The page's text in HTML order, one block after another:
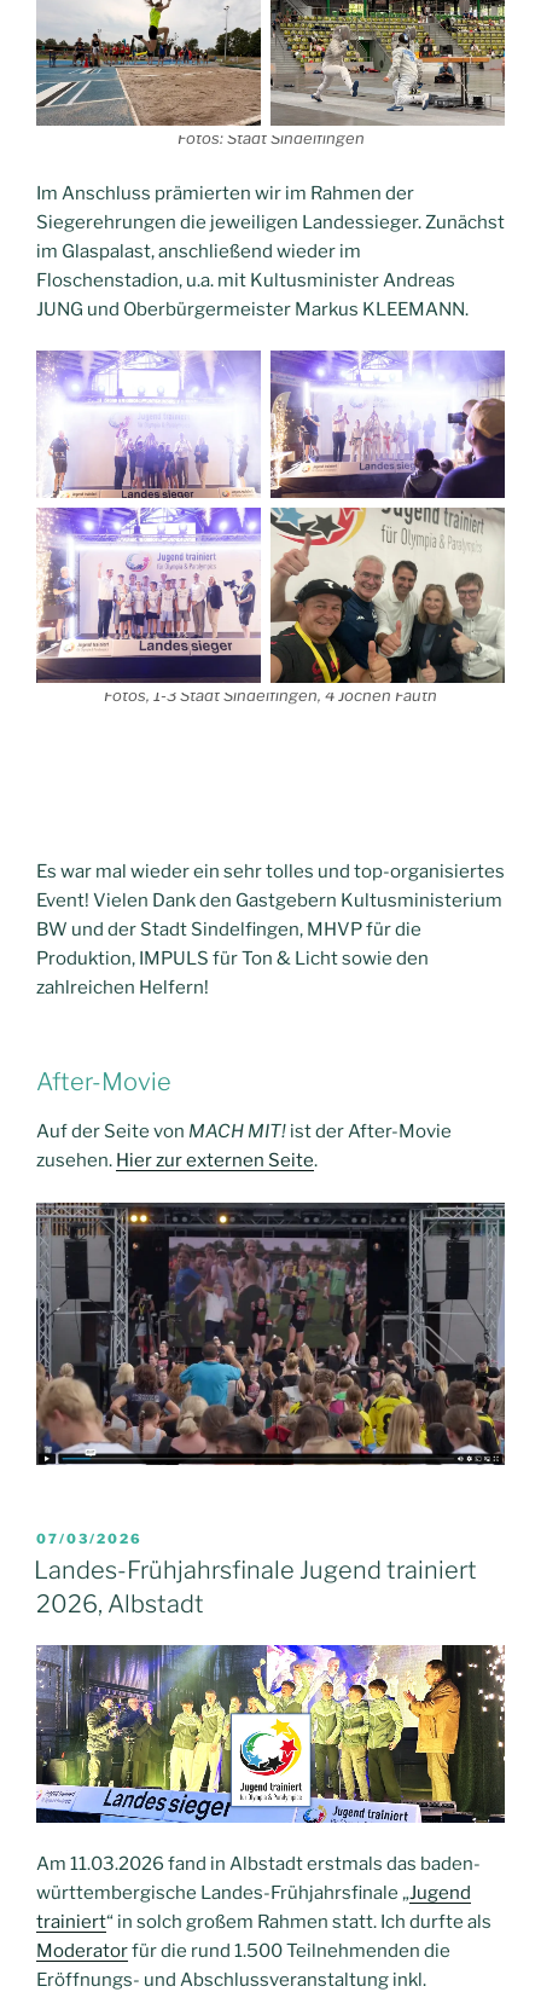
Fotos: Stadt Sindelfingen
Im Anschluss prämierten wir im Rahmen der
Siegerehrungen die jeweiligen Landessieger. Zunächst
im Glaspalast, anschließend wieder im
Floschenstadion, u.a. mit Kultusminister Andreas
JUNG und Oberbürgermeister Markus KLEEMANN.
Fotos, 1-3 Stadt Sindelfingen, 4 Jochen Fauth
Es war mal wieder ein sehr tolles und top-organisiertes
Event! Vielen Dank den Gastgebern Kultusministerium
BW und der Stadt Sindelfingen, MHVP für die
Produktion, IMPULS für Ton & Licht sowie den
zahlreichen Helfern!
After-Movie
Auf der Seite von MACH MIT! ist der After-Movie
zusehen. Hier zur externen Seite.
VERÖFFENTLICHT
AM
07/03/2026
Landes-Frühjahrsfinale Jugend trainiert
2026, Albstadt
Am 11.03.2026 fand in Albstadt erstmals das baden-
württembergische Landes-Frühjahrsfinale „Jugend
trainiert“ in solch großem Rahmen statt. Ich durfte als
Moderatorfür die rund 1.500 Teilnehmenden die
Eröffnungs- und Abschlussveranstaltung inkl.